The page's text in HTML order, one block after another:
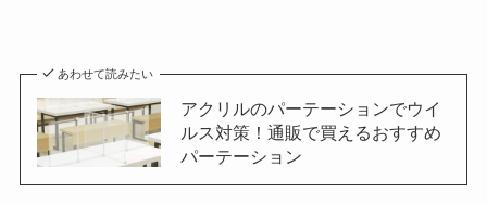
あわせて読みたい
アクリルのパーテーションでウイ
ルス対策！通販で買えるおすすめ
パーテーション